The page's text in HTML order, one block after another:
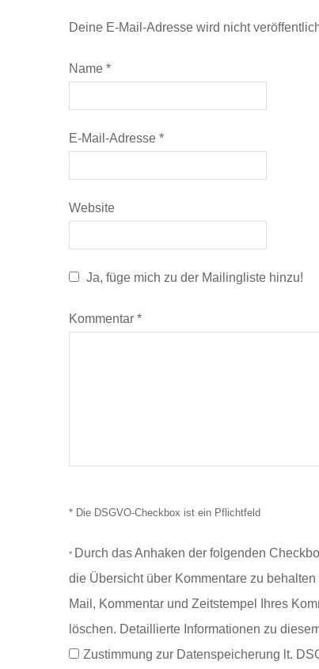
Deine E-Mail-Adresse wird nicht
Name *
E-Mail-Adresse *
Website
Ja, füge mich zu der Mailingliste hinzu!
Kommentar *
* Die DSGVO-Checkbox ist ein Pflichtfeld
* Durch das Anhaken der folgenden
die Übersicht über Kommentare zu
Mail, Kommentar und Zeitstempel Ihres
löschen. Detaillierte Informationen zu
Zustimmung zur Datenspeicherung lt.